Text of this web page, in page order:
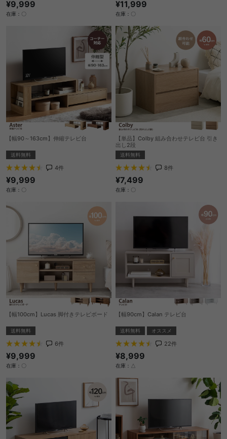
¥9,999
在庫：〇
¥11,999
在庫：〇
【幅90～163cm】伸縮テレビ台
送料無料
4件
¥9,999
在庫：〇
【単品】Colby 組み合わせテレビ台 引き
出し2段
送料無料
8件
¥7,499
在庫：〇
【幅100cm】Lucas 脚付きテレビボード
送料無料
6件
¥9,999
在庫：〇
【幅90cm】Calan テレビ台
送料無料 オススメ
22件
¥8,999
在庫：△